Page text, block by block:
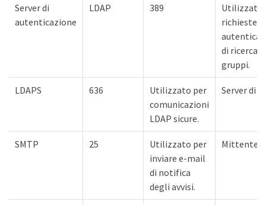
Server di
autenticazione
LDAP 389
Utilizzato
richieste di
di ricerca
gruppi.
LDAPS 636
Utilizzato per
comunicazioni
LDAP sicure.
Server di
SMTP 25
Utilizzato per
inviare e-mail
di notifica
degli avvisi.
Mittente